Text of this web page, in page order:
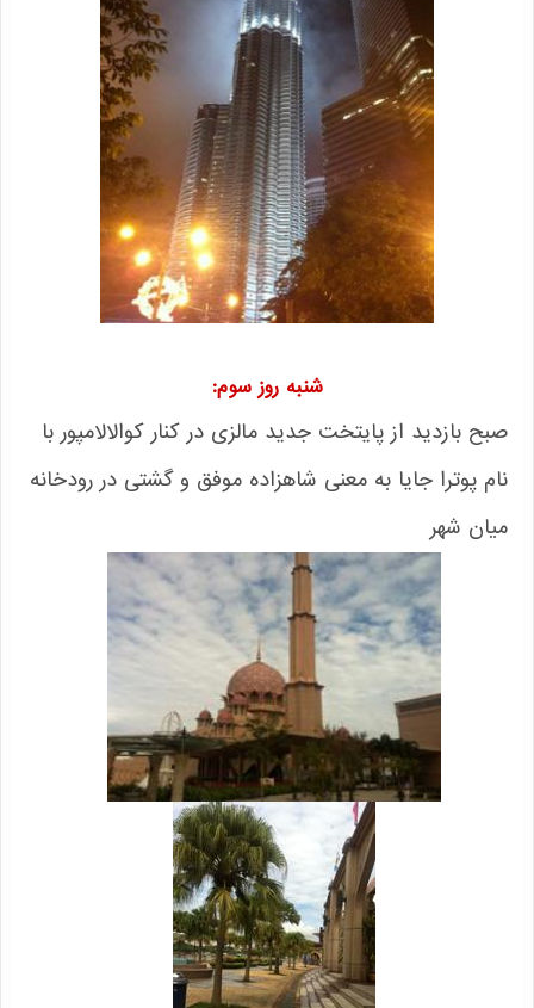
شنبه روز سوم:
صبح بازدید از پایتخت جدید مالزی در کنار کوالالامپور با
نام پوترا جایا به معنی شاهزاده موفق و گشتی در رودخانه
میان شهر